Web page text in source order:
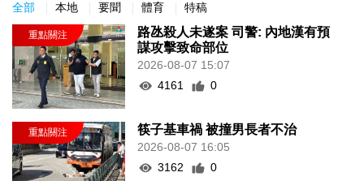
全部 本地 要聞 體育 特稿
路氹殺人未遂案 司警: 內地漢有預
謀攻擊致命部位
2026-08-07 15:07
4161
0
筷子基車禍 被撞男長者不治
2026-08-07 16:05
3162
0